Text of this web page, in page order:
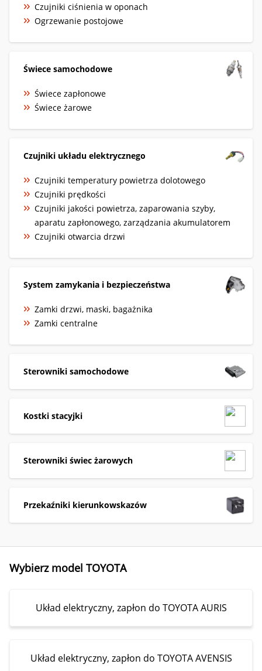
Czujniki ciśnienia w oponach
Ogrzewanie postojowe
Świece samochodowe
Świece zapłonowe
Świece żarowe
Czujniki układu elektrycznego
Czujniki temperatury powietrza dolotowego
Czujniki prędkości
Czujniki jakości powietrza, zaparowania szyby,
aparatu zapłonowego, zarządzania akumulatorem
Czujniki otwarcia drzwi
System zamykania i bezpieczeństwa
Zamki drzwi, maski, bagażnika
Zamki centralne
Sterowniki samochodowe
Kostki stacyjki
Sterowniki świec żarowych
Przekaźniki kierunkowskazów
Wybierz model TOYOTA
Układ elektryczny, zapłon do TOYOTA AURIS
Układ elektryczny, zapłon do TOYOTA AVENSIS